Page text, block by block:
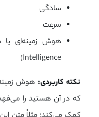
سادگی
سرعت
Intelligence)
نکته کاربردی: هوش
که در آن هستید را